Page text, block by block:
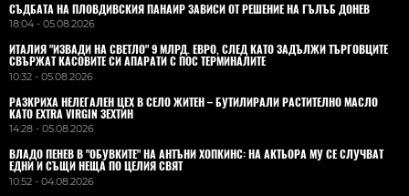
СЪДБАТА НА ПЛОВДИВСКИЯ ПАНАИР ЗАВИСИ ОТ РЕШЕНИЕ НА ГЪЛЪБ ДОНЕВ
18:04 - 05.08.2026
ИТАЛИЯ "ИЗВАДИ НА СВЕТЛО" 9 МЛРД. ЕВРО, СЛЕД КАТО ЗАДЪЛЖИ ТЪРГОВЦИТЕ
СВЪРЖАТ КАСОВИТЕ СИ АПАРАТИ С ПОС ТЕРМИНАЛИТЕ
10:32 - 05.08.2026
РАЗКРИХА НЕЛЕГАЛЕН ЦЕХ В СЕЛО ЖИТЕН – БУТИЛИРАЛИ РАСТИТЕЛНО МАСЛО
КАТО EXTRA VIRGIN ЗЕХТИН
14:28 - 05.08.2026
ВЛАДO ПЕНЕВ В "ОБУВКИТЕ" НА АНТЪНИ ХОПКИНС: НА АКТЬОРА МУ СЕ СЛУЧВАТ
ЕДНИ И СЪЩИ НЕЩА ПО ЦЕЛИЯ СВЯТ
10:52 - 04.08.2026